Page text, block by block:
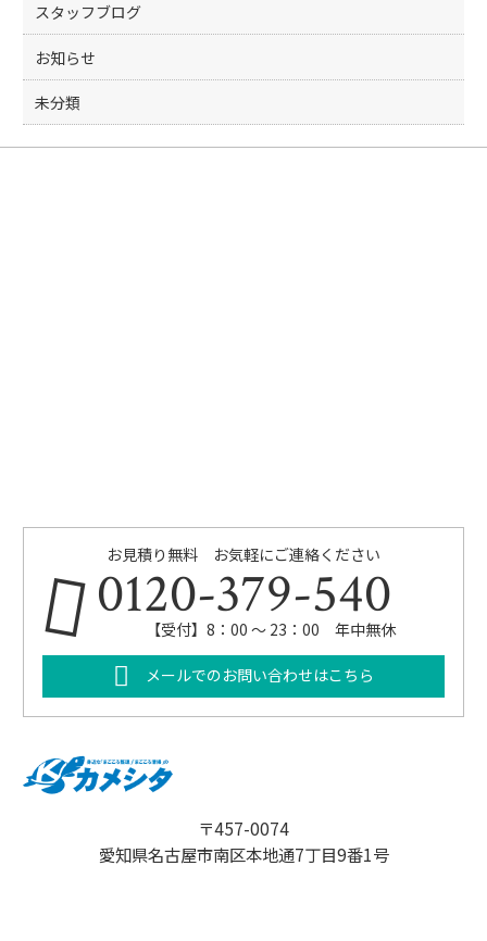
スタッフブログ
お知らせ
未分類
お見積り無料 お気軽にご連絡ください
0120-379-540
【受付】8：00 ～ 23：00 年中無休
メールでのお問い合わせはこちら
〒457-0074
愛知県名古屋市南区本地通7丁目9番1号